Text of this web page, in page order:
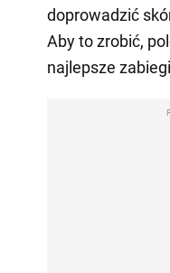
doprowadzić
Aby to zrobić,
najlepsze